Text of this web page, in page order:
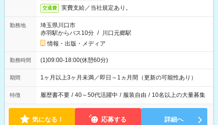
交通費 実費支給／当社規定あり。
勤務地
埼玉県川口市
赤羽駅からバス10分 / 川口元郷駅
情報・出版・メディア
勤務時間 (1)09:00-18:00(休憩60分)
期間 1ヶ月以上3ヶ月未満／即日～1ヵ月間（更新の可能性あり）
特徴 履歴書不要 / 40～50代活躍中 / 服装自由 / 10名以上の大量募集
気になる！ 応募する 詳細へ